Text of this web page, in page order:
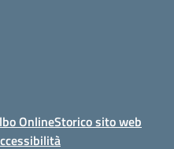
OnlineStorico sito web